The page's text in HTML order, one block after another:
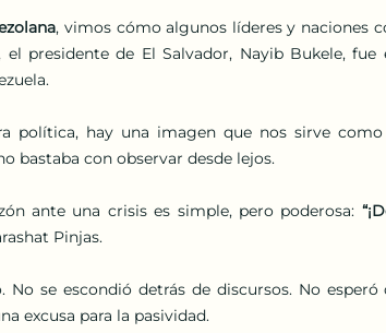
, vimos cómo algunos líderes y naciones
el presidente de El Salvador, Nayib Bukele,
política, hay una imagen que nos sirve como
bastaba con observar desde lejos.
ante una crisis es simple, pero poderosa:
Pinjas.
No se escondió detrás de discursos. No
excusa para la pasividad.